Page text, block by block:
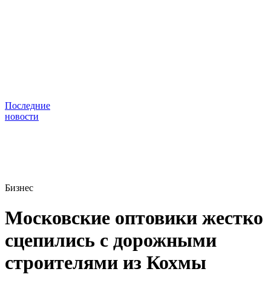
Последние
новости
Бизнес
Московские оптовики жестко
сцепились с дорожными
строителями из Кохмы